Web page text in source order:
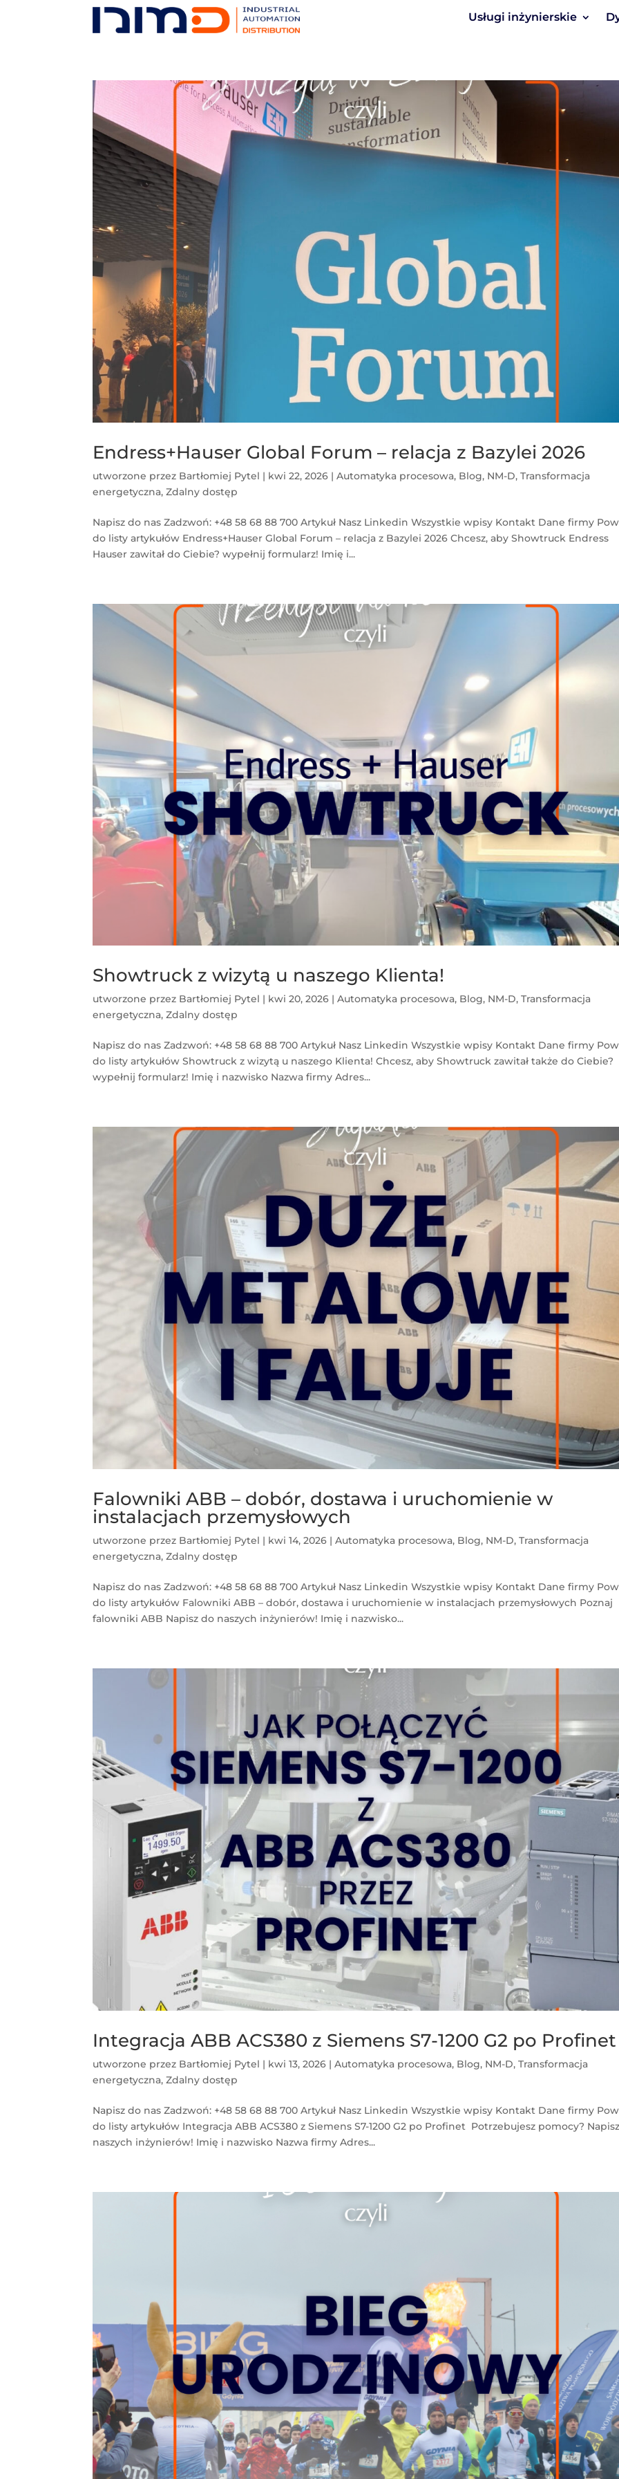
Usługi inżynierskie
Endress+Hauser Global Forum – relacja z Bazylei 2026
utworzone przez Bartłomiej Pytel | kwi 22, 2026 |Automatyka procesowa, Blog, NM-D,Transformacja
energetyczna,Zdalny dostęp
Napisz do nas Zadzwoń: +48 58 68 88 700 Artykuł Nasz Linkedin Wszystkie wpisy Kontakt Dane firmy
do listy artykułów Endress+Hauser Global Forum – relacja z Bazylei 2026 Chcesz, aby Showtruck Endress
Hauser zawitał do Ciebie? wypełnij formularz! Imię i...
Showtruck z wizytą u naszego Klienta!
utworzone przez Bartłomiej Pytel | kwi 20, 2026 |Automatyka procesowa, Blog, NM-D,Transformacja
energetyczna,Zdalny dostęp
Napisz do nas Zadzwoń: +48 58 68 88 700 Artykuł Nasz Linkedin Wszystkie wpisy Kontakt Dane firmy
do listy artykułów Showtruck z wizytą u naszego Klienta! Chcesz, aby Showtruck zawitał także do Ciebie?
wypełnij formularz! Imię i nazwisko Nazwa firmy Adres...
Falowniki ABB – dobór, dostawa i uruchomienie w
instalacjach przemysłowych
utworzone przez Bartłomiej Pytel | kwi 14, 2026 |Automatyka procesowa, Blog, NM-D,Transformacja
energetyczna,Zdalny dostęp
Napisz do nas Zadzwoń: +48 58 68 88 700 Artykuł Nasz Linkedin Wszystkie wpisy Kontakt Dane firmy
do listy artykułów Falowniki ABB – dobór, dostawa i uruchomienie w instalacjach przemysłowych Poznaj
falowniki ABB Napisz do naszych inżynierów! Imię i nazwisko...
Integracja ABB ACS380 z Siemens S7-1200 G2 po
utworzone przez Bartłomiej Pytel | kwi 13, 2026 |Automatyka procesowa, Blog, NM-D,Transformacja
energetyczna,Zdalny dostęp
Napisz do nas Zadzwoń: +48 58 68 88 700 Artykuł Nasz Linkedin Wszystkie wpisy Kontakt Dane firmy
do listy artykułów Integracja ABB ACS380 z Siemens S7-1200 G2 po Profinet Potrzebujesz pomocy?
naszych inżynierów! Imię i nazwisko Nazwa firmy Adres...